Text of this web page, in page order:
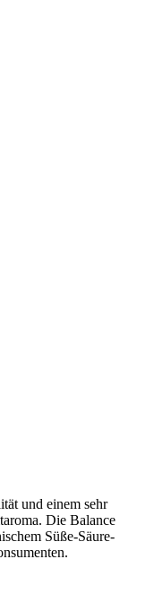
und einem sehr
Die Balance
Süße-Säure-